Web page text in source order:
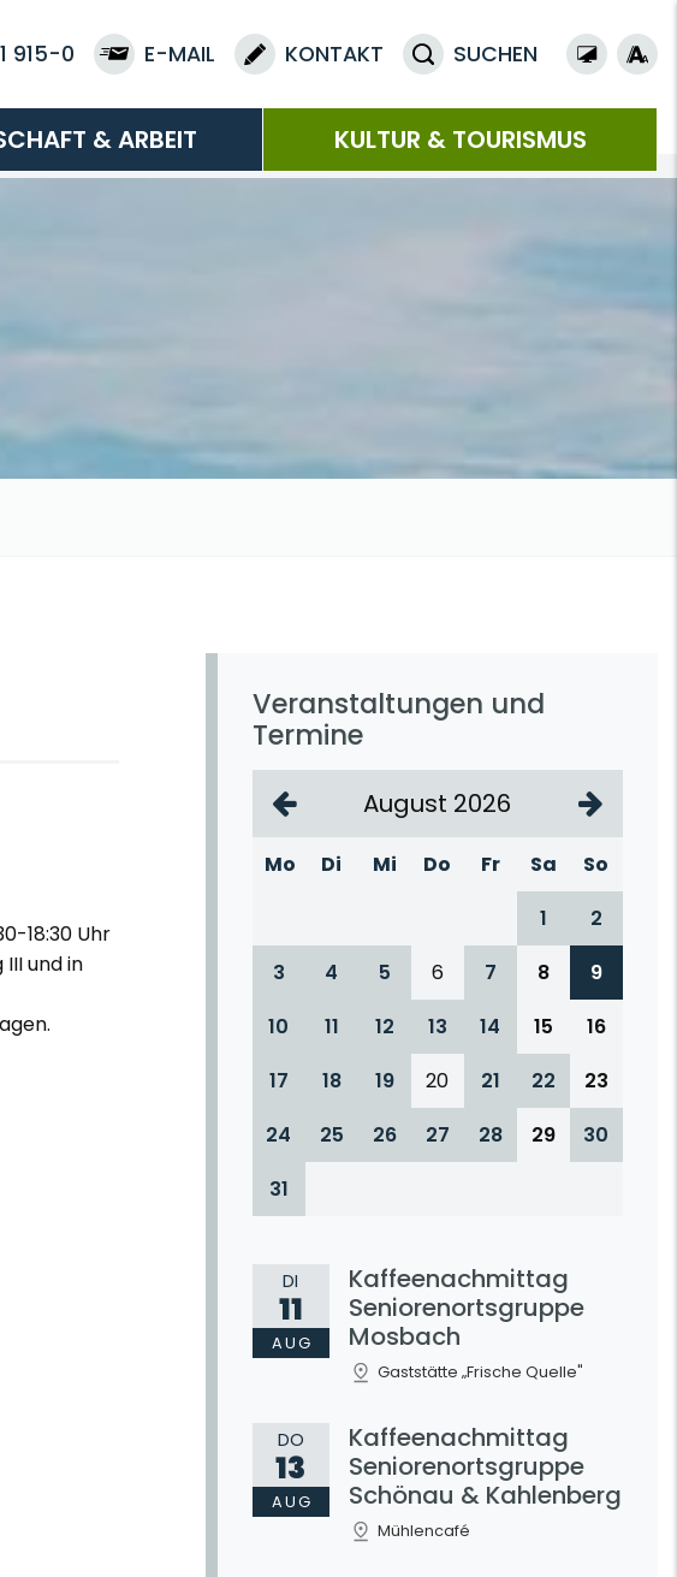
915-0 E-MAIL KONTAKT SUCHEN
& ARBEIT KULTUR & TOURISMUS
18:30 Uhr
und in
Veranstaltungen und
Termine
August 2026
Mo Di Mi Do Fr Sa
So
1
2
3
4 5 6 7 8
9
10
11 12 13 14 15
16
17
18 19 20 21 22
23
24
25 26 27 28 29
30
31
DI
11
AUG
Kaffeenachmittag
Seniorenortsgruppe
Mosbach
Gaststätte „Frische Quelle"
DO
13
AUG
Kaffeenachmittag
Seniorenortsgruppe
Schönau & Kahlenberg
Mühlencafé